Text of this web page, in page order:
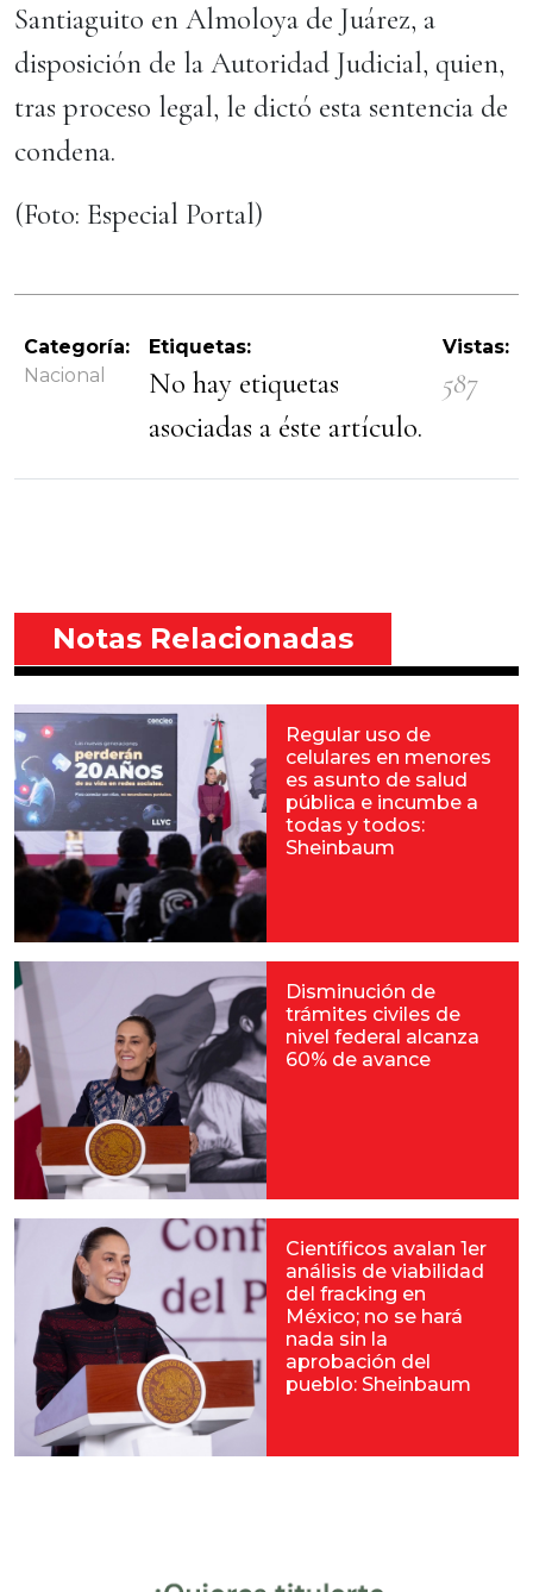
Santiaguito en Almoloya de Juárez, a
disposición de la Autoridad Judicial, quien,
tras proceso legal, le dictó esta sentencia de
condena.
(Foto: Especial Portal)
Categoría:
Nacional
Etiquetas:
No hay etiquetas
asociadas a éste artículo.
Vistas:
587
Notas Relacionadas
Regular uso de
celulares en menores
es asunto de salud
pública e incumbe a
todas y todos:
Sheinbaum
Disminución de
trámites civiles de
nivel federal alcanza
60% de avance
Científicos avalan 1er
análisis de viabilidad
del fracking en
México; no se hará
nada sin la
aprobación del
pueblo: Sheinbaum